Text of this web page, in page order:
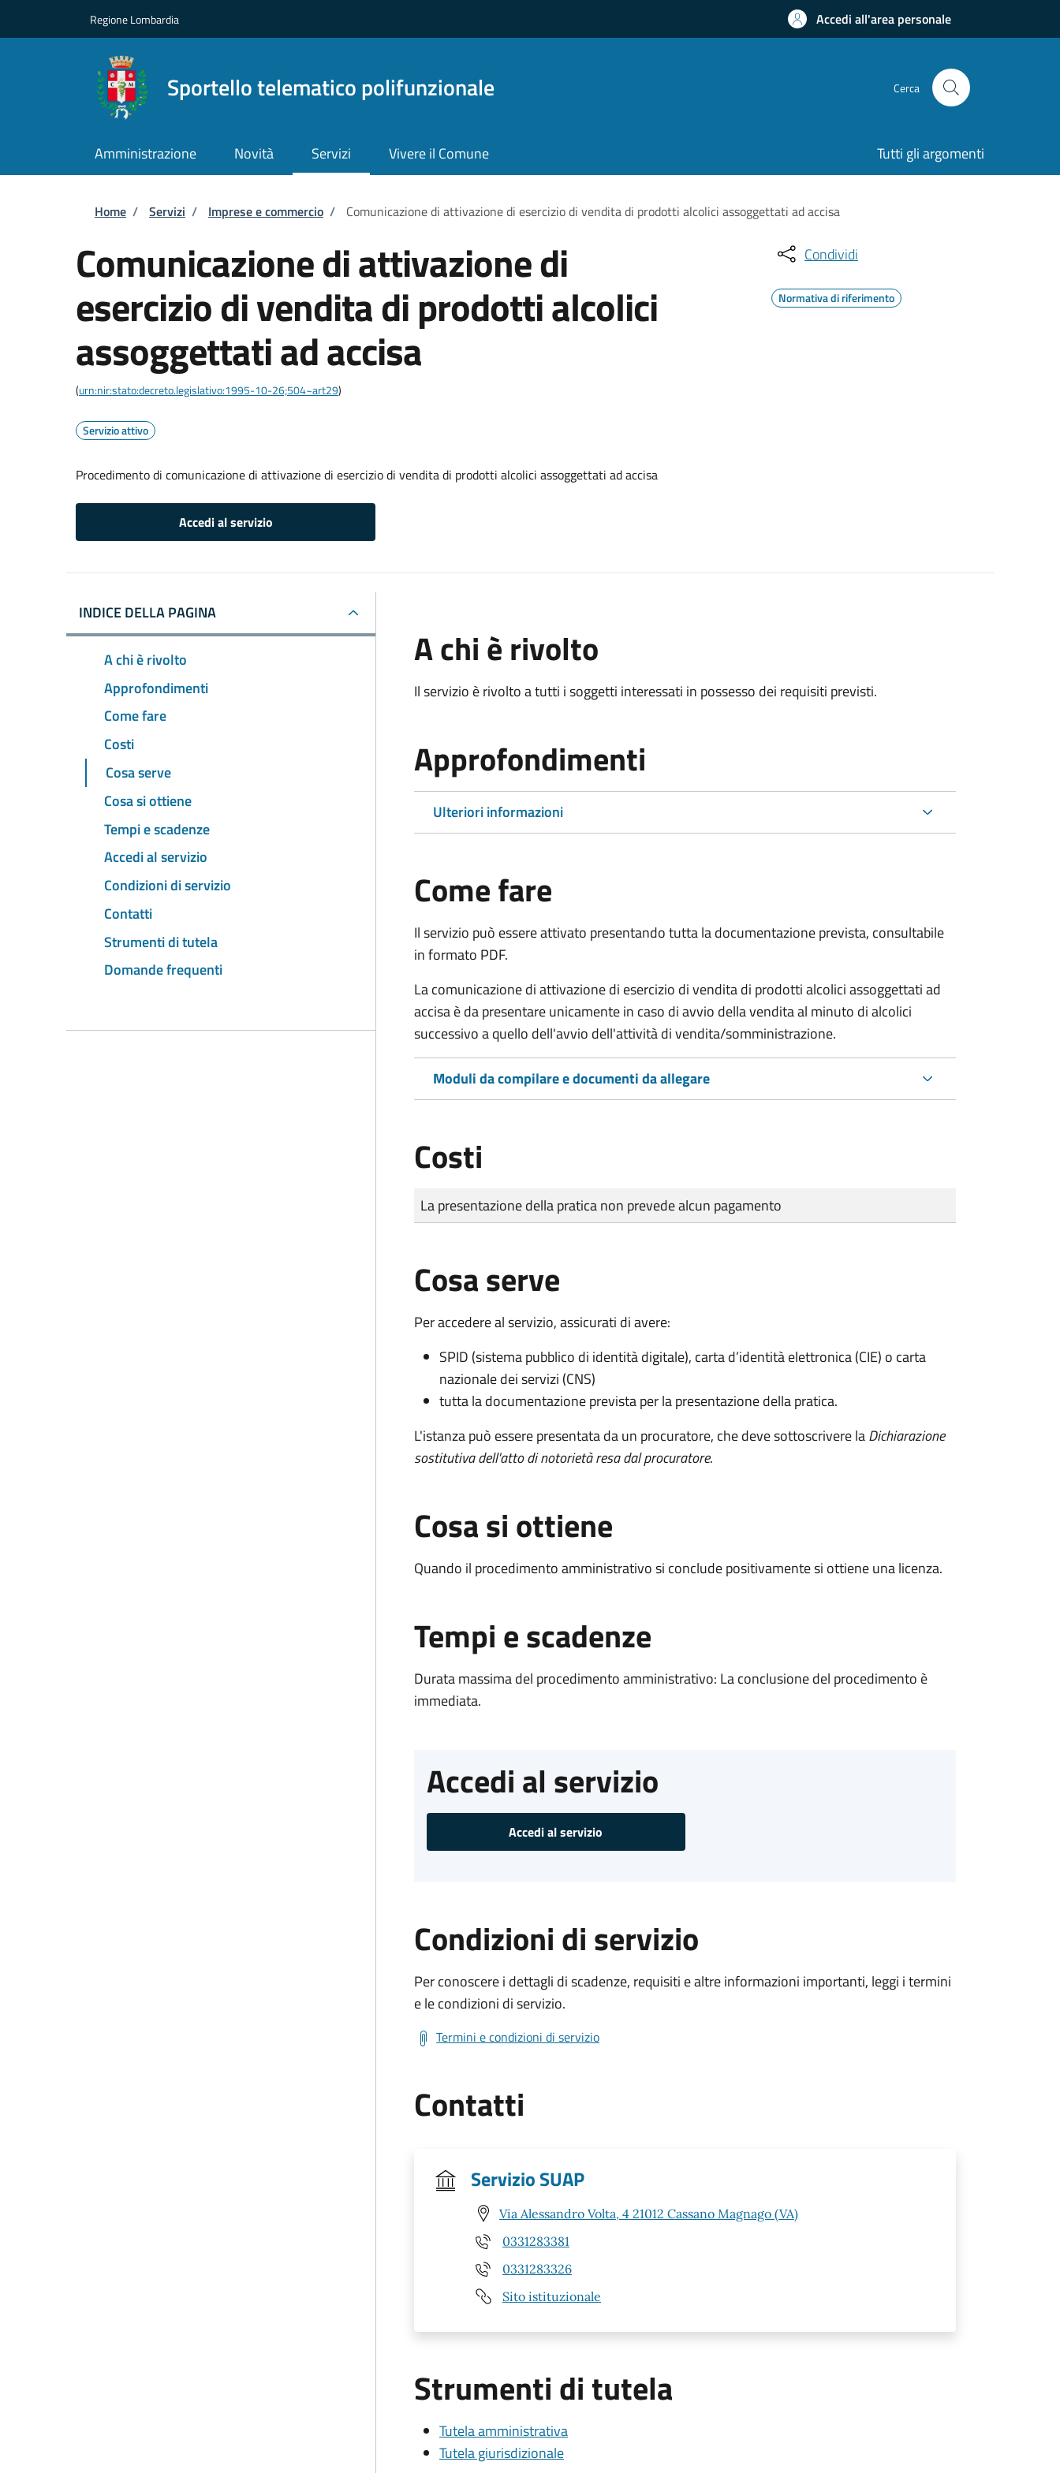
Regione Lombardia Accedi all'area personale
Sportello telematico polifunzionale Cerca
Amministrazione Novità Servizi Vivere il Comune Tutti gli argomenti
Briciole di pane
Home / Servizi / Imprese e commercio / Comunicazione di attivazione di esercizio di vendita di prodotti alcolici assoggettati ad accisa
Comunicazione di attivazione di
esercizio di vendita di prodotti alcolici
assoggettati ad accisa
(urn:nir:stato:decreto.legislativo:1995-10-26;504~art29)
Servizio attivo
Procedimento di comunicazione di attivazione di esercizio di vendita di prodotti alcolici assoggettati ad accisa
Accedi al servizio
Condividi
Normativa di riferimento
INDICE DELLA PAGINA
A chi è rivolto
Approfondimenti
Come fare
Costi
Cosa serve
Cosa si ottiene
Tempi e scadenze
Accedi al servizio
Condizioni di servizio
Contatti
Strumenti di tutela
Domande frequenti
A chi è rivolto
Il servizio è rivolto a tutti i soggetti interessati in possesso dei requisiti previsti.
Approfondimenti
Ulteriori informazioni
Come fare
Il servizio può essere attivato presentando tutta la documentazione prevista, consultabile
in formato PDF.
La comunicazione di attivazione di esercizio di vendita di prodotti alcolici assoggettati ad
accisa è da presentare unicamente in caso di avvio della vendita al minuto di alcolici
successivo a quello dell'avvio dell'attività di vendita/somministrazione.
Moduli da compilare e documenti da allegare
Costi
Tipo di pagamento
Importo
La presentazione della pratica non prevede alcun pagamento
Cosa serve
Per accedere al servizio, assicurati di avere:
SPID (sistema pubblico di identità digitale), carta d’identità elettronica (CIE) o carta
nazionale dei servizi (CNS)
tutta la documentazione prevista per la presentazione della pratica.
L'istanza può essere presentata da un procuratore, che deve sottoscrivere laDichiarazione
sostitutiva dell'atto di notorietà resa dal procuratore.
Cosa si ottiene
Quando il procedimento amministrativo si conclude positivamente si ottiene una licenza.
Tempi e scadenze
Durata massima del procedimento amministrativo: La conclusione del procedimento è
immediata.
Accedi al servizio
Accedi al servizio
Condizioni di servizio
Per conoscere i dettagli di scadenze, requisiti e altre informazioni importanti, leggi i termini
e le condizioni di servizio.
Termini e condizioni di servizio
Contatti
Servizio SUAP
Via Alessandro Volta, 4 21012 Cassano Magnago (VA)
0331283381
0331283326
Sito istituzionale
Strumenti di tutela
Tutela amministrativa
Tutela giurisdizionale